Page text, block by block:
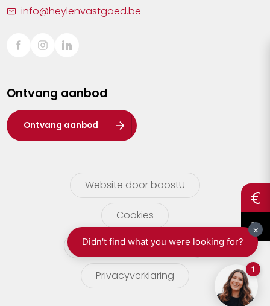
Sint-Truiden
Waasland
Wuustwezel
Zoersel
info@heylenvastgoed.be
Ontvang aanbod
Ontvang aanbod
Website door boostU
Cookies
gebruikersvoorwaarden
Privacyverklaring